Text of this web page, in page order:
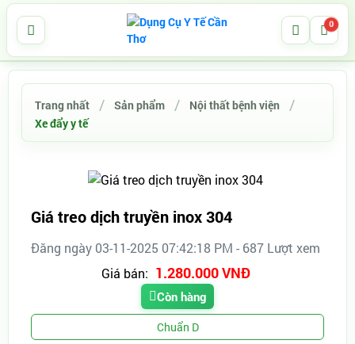
0
Trang nhất Sản phẩm
Nội thất bệnh viện
Xe đẩy y tế
Giá treo dịch truyền inox 304
Đăng ngày 03-11-2025 07:42:18 PM - 687 Lượt xem
Giá bán: 1.280.000 VNĐ
Còn hàng
Chuẩn D